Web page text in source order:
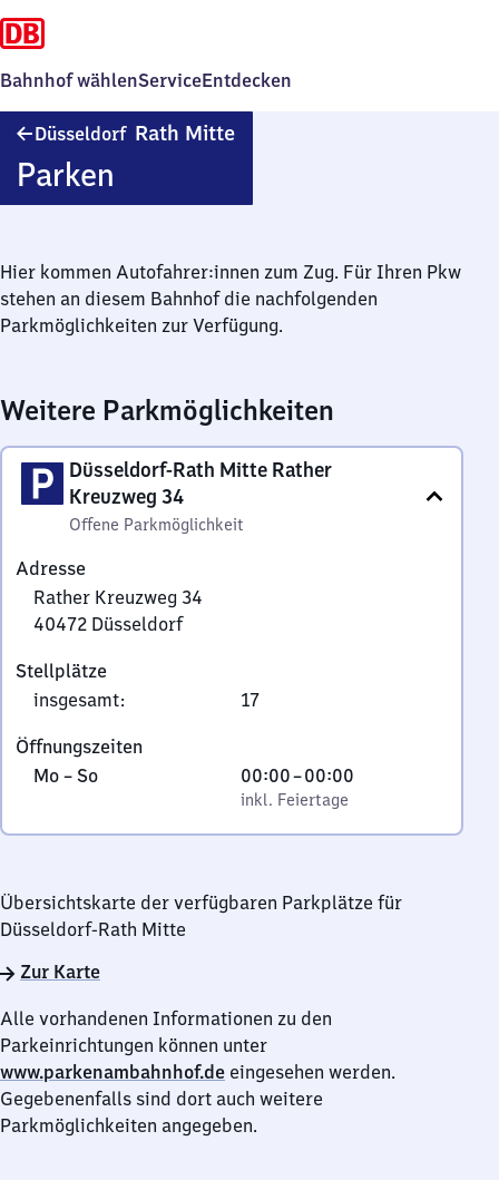
Bahnhof wählenServiceEntdecken
Düsseldorf Rath Mitte
Parken
Hier kommen Autofahrer:innen zum Zug. Für Ihren Pkw
stehen an diesem Bahnhof die nachfolgenden
Parkmöglichkeiten zur Verfügung.
Weitere Parkmöglichkeiten
Düsseldorf-Rath Mitte Rather
Kreuzweg 34
Offene Parkmöglichkeit
Adresse
Rather Kreuzweg 34
40472 Düsseldorf
Kreuzweg
34,
0
4
2
Stellplätze
insgesamt: 17
Öffnungszeiten
Montag
Sonntag
Mo – So,
00:00–00:00
Von
0
Uhr
Uhr
inkl. Feiertage
Übersichtskarte der verfügbaren Parkplätze für
Düsseldorf-Rath Mitte
Zur Karte
Alle vorhandenen Informationen zu den
Parkeinrichtungen können unter
www.parkenambahnhof.de eingesehen werden.
Gegebenenfalls sind dort auch weitere
Parkmöglichkeiten angegeben.